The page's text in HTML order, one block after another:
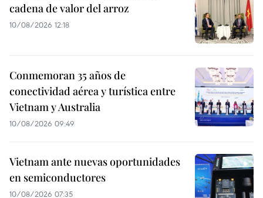
cadena de valor del arroz
10/08/2026 12:18
Conmemoran 35 años de
conectividad aérea y turística entre
Vietnam y Australia
10/08/2026 09:49
Vietnam ante nuevas oportunidades
en semiconductores
10/08/2026 07:35